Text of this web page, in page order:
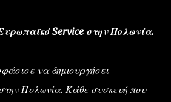
Service στην Πολωνία.
να δημιουργήσει
Πολωνία. Κάθε συσκευή που